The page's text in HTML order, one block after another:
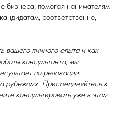
бизнеса, помогая нанимателям
соответственно,
вашего личного опыта и как
консультанта, мы
по релокации.
рубежом». Присоединяйтесь к
консультировать уже в этом